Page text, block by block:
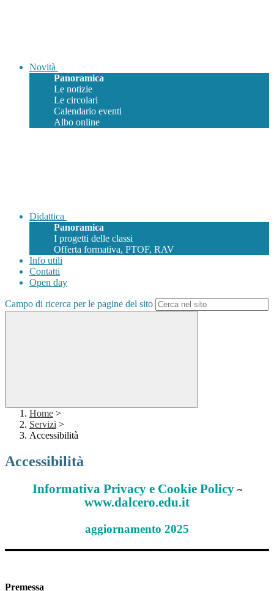
Novità
Panoramica
Le notizie
Le circolari
Calendario eventi
Albo online
Didattica
Panoramica
I progetti delle classi
Offerta formativa, PTOF, RAV
Info utili
Contatti
Open day
Campo di ricerca per le pagine del sito
Home >
Servizi >
Accessibilità
Accessibilità
Informativa Privacy e Cookie Policy ~
www.dalcero.edu.it
aggiornamento 2025
Premessa